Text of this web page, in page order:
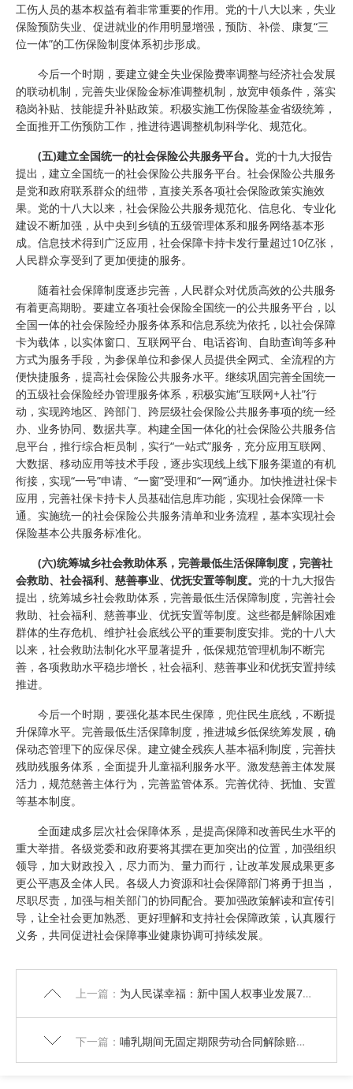
工伤人员的基本权益有着非常重要的作用。党的十八大以来，失业
保险预防失业、促进就业的作用明显增强，预防、补偿、康复“三
位一体”的工伤保险制度体系初步形成。
今后一个时期，要建立健全失业保险费率调整与经济社会发展
的联动机制，完善失业保险金标准调整机制，放宽申领条件，落实
稳岗补贴、技能提升补贴政策。积极实施工伤保险基金省级统筹，
全面推开工伤预防工作，推进待遇调整机制科学化、规范化。
(五)建立全国统一的社会保险公共服务平台。 党的十九大报告
提出，建立全国统一的社会保险公共服务平台。社会保险公共服务
是党和政府联系群众的纽带，直接关系各项社会保险政策实施效
果。党的十八大以来，社会保险公共服务规范化、信息化、专业化
建设不断加强，从中央到乡镇的五级管理体系和服务网络基本形
成。信息技术得到广泛应用，社会保障卡持卡发行量超过10亿张，
人民群众享受到了更加便捷的服务。
随着社会保障制度逐步完善，人民群众对优质高效的公共服务
有着更高期盼。要建立各项社会保险全国统一的公共服务平台，以
全国一体的社会保险经办服务体系和信息系统为依托，以社会保障
卡为载体，以实体窗口、互联网平台、电话咨询、自助查询等多种
方式为服务手段，为参保单位和参保人员提供全网式、全流程的方
便快捷服务，提高社会保险公共服务水平。继续巩固完善全国统一
的五级社会保险经办管理服务体系，积极实施“互联网+人社”行
动，实现跨地区、跨部门、跨层级社会保险公共服务事项的统一经
办、业务协同、数据共享。构建全国一体化的社会保险公共服务信
息平台，推行综合柜员制，实行“一站式”服务，充分应用互联网、
大数据、移动应用等技术手段，逐步实现线上线下服务渠道的有机
衔接，实现“一号”申请、“一窗”受理和“一网”通办。加快推进社保卡
应用，完善社保卡持卡人员基础信息库功能，实现社会保障一卡
通。实施统一的社会保险公共服务清单和业务流程，基本实现社会
保险基本公共服务标准化。
(六)统筹城乡社会救助体系，完善最低生活保障制度，完善社
会救助、社会福利、慈善事业、优抚安置等制度。 党的十九大报告
提出，统筹城乡社会救助体系，完善最低生活保障制度，完善社会
救助、社会福利、慈善事业、优抚安置等制度。这些都是解除困难
群体的生存危机、维护社会底线公平的重要制度安排。党的十八大
以来，社会救助法制化水平显著提升，低保规范管理机制不断完
善，各项救助水平稳步增长，社会福利、慈善事业和优抚安置持续
推进。
今后一个时期，要强化基本民生保障，兜住民生底线，不断提
升保障水平。完善最低生活保障制度，推进城乡低保统筹发展，确
保动态管理下的应保尽保。建立健全残疾人基本福利制度，完善扶
残助残服务体系，全面提升儿童福利服务水平。激发慈善主体发展
活力，规范慈善主体行为，完善监管体系。完善优待、抚恤、安置
等基本制度。
全面建成多层次社会保障体系，是提高保障和改善民生水平的
重大举措。各级党委和政府要将其摆在更加突出的位置，加强组织
领导，加大财政投入，尽力而为、量力而行，让改革发展成果更多
更公平惠及全体人民。各级人力资源和社会保障部门将勇于担当，
尽职尽责，加强与相关部门的协同配合。要加强政策解读和宣传引
导，让全社会更加熟悉、更好理解和支持社会保障政策，认真履行
义务，共同促进社会保障事业健康协调可持续发展。
上一篇： 为人民谋幸福：新中国人权事业发展70年
下一篇： 哺乳期间无固定期限劳动合同解除赔偿标准